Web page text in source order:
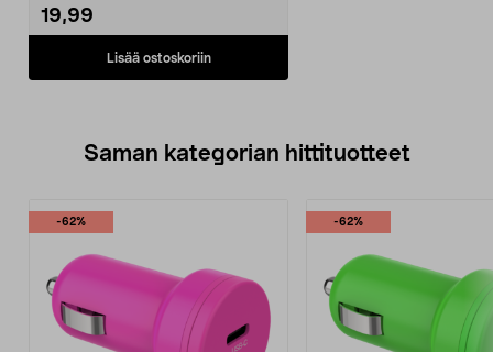
19,99
Lisää ostoskoriin
Saman kategorian hittituotteet
-62% -62%